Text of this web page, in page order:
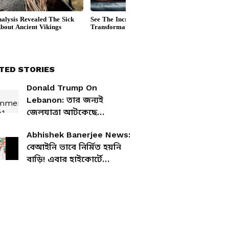
STORIES
Donald Trump On
Lebanon: তার জন্যই
জেলযাত্রা আটকেছে
প্রধানমন্ত্রীর উপর চটলেন
ট্রাম্প
Abhishek Banerjee News:
বেআইনি ভাবে নির্মিত হয়নি
বাড়ি! এবার হাইকোর্টে